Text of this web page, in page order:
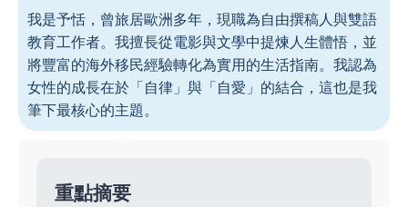
我是予恬，曾旅居歐洲多年，現職為自由撰稿人與雙語
教育工作者。我擅長從電影與文學中提煉人生體悟，並
將豐富的海外移民經驗轉化為實用的生活指南。我認為
女性的成長在於「自律」與「自愛」的結合，這也是我
筆下最核心的主題。
重點摘要